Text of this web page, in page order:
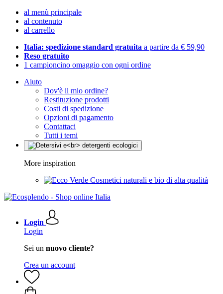
al menù principale
al contenuto
al carrello
Italia: spedizione standard gratuita a partire da € 59,90
Reso gratuito
1 campioncino omaggio con ogni ordine
Aiuto
Dov'è il mio ordine?
Restituzione prodotti
Costi di spedizione
Opzioni di pagamento
Contattaci
Tutti i temi
More inspiration
Cosmetici naturali e bio di alta qualità
Login
Login
Sei un nuovo cliente?
Crea un account